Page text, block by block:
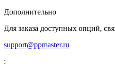
Дополнительно
Для заказа доступных опций,
support@ppmaster.ru
: